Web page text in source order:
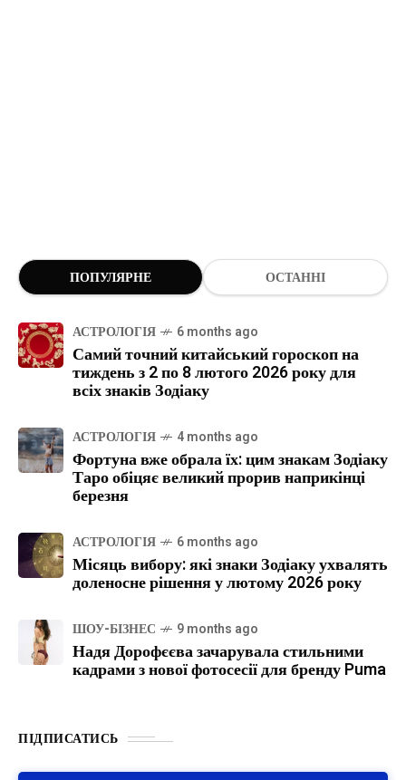
ПОПУЛЯРНЕ ОСТАННІ
АСТРОЛОГІЯ 6 months ago
Самий точний китайський гороскоп на
тиждень з 2 по 8 лютого 2026 року для
всіх знаків Зодіаку
АСТРОЛОГІЯ 4 months ago
Фортуна вже обрала їх: цим знакам Зодіаку
Таро обіцяє великий прорив наприкінці
березня
АСТРОЛОГІЯ 6 months ago
Місяць вибору: які знаки Зодіаку ухвалять
доленосне рішення у лютому 2026 року
ШОУ-БІЗНЕС 9 months ago
Надя Дорофєєва зачарувала стильними
кадрами з нової фотосесії для бренду Puma
ПІДПИСАТИСЬ